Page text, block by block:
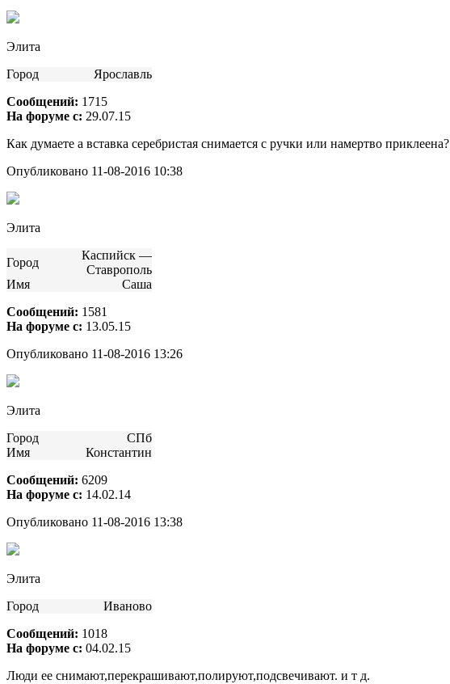
Элита
Город
Ярославль
Сообщений: 1715
На форуме с: 29.07.15
Как думаете а вставка серебристая снимается с ручки или намертво приклеена?
Опубликовано 11-08-2016 10:38
Элита
Город
Каспийск —
Ставрополь
Имя
Саша
Сообщений: 1581
На форуме с: 13.05.15
Опубликовано 11-08-2016 13:26
Элита
Город
СПб
Имя
Константин
Сообщений: 6209
На форуме с: 14.02.14
Опубликовано 11-08-2016 13:38
Элита
Город
Иваново
Сообщений: 1018
На форуме с: 04.02.15
Люди ее снимают,перекрашивают,полируют,подсвечивают. и т д.